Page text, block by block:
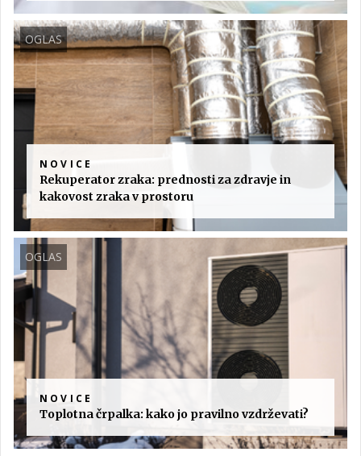
OGLAS
NOVICE
Rekuperator zraka: prednosti za zdravje in
kakovost zraka v prostoru
OGLAS
NOVICE
Toplotna črpalka: kako jo pravilno vzdrževati?